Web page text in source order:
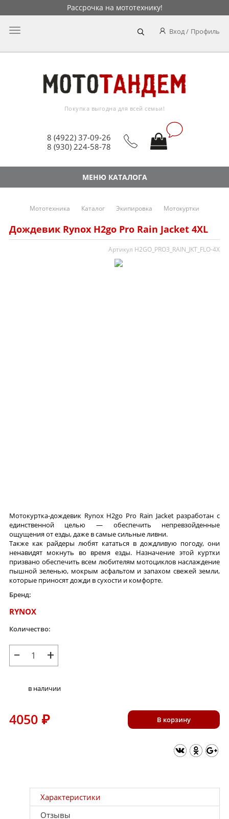
Рассрочка на мототехнику!
Вход Профиль
Главное
8 (4922) 37-09-26
8 (930) 224-58-78
Покупка выгодна для всей семьи!
МЕНЮ КАТАЛОГА
Мототехника Каталог Экипировка Мотокуртки
Дождевик Rynox H2go Pro Rain Jacket 4XL
Артикул H2GO_PRO3_RAIN_JKT_FLO-4X
Мотокуртка-дождевик Rynox H2go Pro Rain Jacket разработан с
единственной целью — обеспечить непревзойденные
ощущения от езды, даже в самые сильные ливни.
Также как райдеры любят кататься в дождливую погоду, они
ненавидят мокнуть во время езды. Назначение этой куртки
призвано обеспечить всем любителям мотоциклов наслаждение
пышной зеленью, мокрым асфальтом и запахом свежей земли,
которые приносят дожди в сухости и комфорте.
Бренд:
RYNOX
Количество:
− +
в наличии
4050 ₽ В корзину
Характеристики
Отзывы